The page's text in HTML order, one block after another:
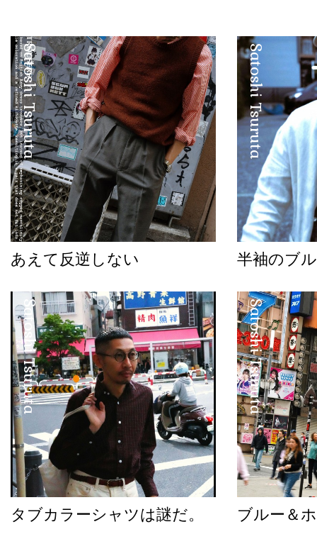
Satoshi Tsuruta
あえて反逆しない
Satoshi Tsuruta
半袖のブ
Satoshi Tsuruta
タブカラーシャツは謎だ。
Satoshi Tsuruta
ブルー＆